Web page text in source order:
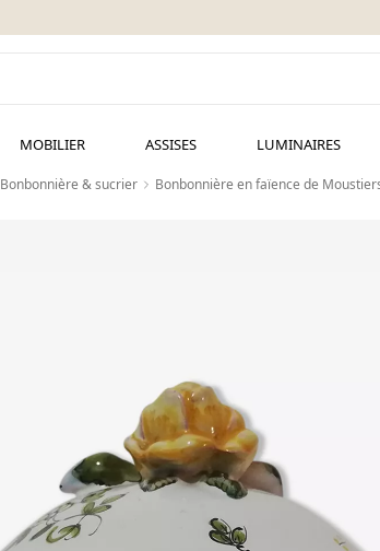
MOBILIER ASSISES LUMINAIRES
Bonbonnière & sucrier Bonbonnière en faïence de